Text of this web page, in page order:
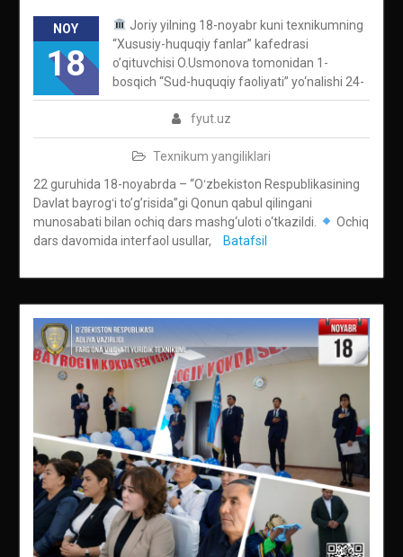
NOY
18
fyut.uz
Texnikum yangiliklari
Joriy yilning 18-noyabr kuni texnikumning
“Xususiy-huquqiy fanlar” kafedrasi
o’qituvchisi O.Usmonova tomonidan 1-
bosqich “Sud-huquqiy faoliyati” yo‘nalishi 24-
22 guruhida 18-noyabrda – “Oʻzbekiston Respublikasining
Davlat bayrogʻi to’g’risida”gi Qonun qabul qilingani
munosabati bilan ochiq dars mashg‘uloti o‘tkazildi.
Ochiq
dars davomida interfaol usullar,
Batafsil